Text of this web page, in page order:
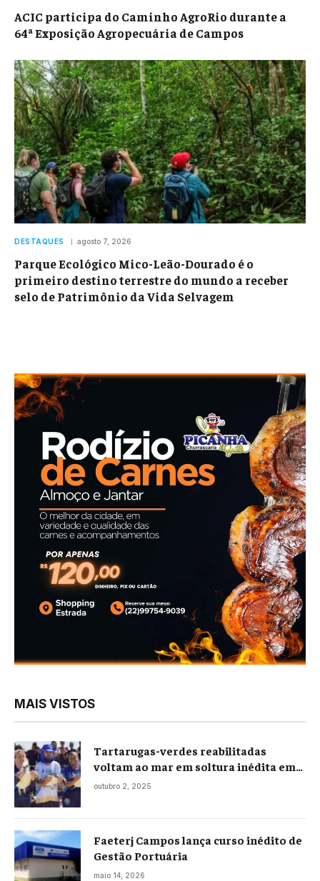
ACIC participa do Caminho AgroRio durante a
64ª Exposição Agropecuária de Campos
DESTAQUES agosto 7, 2026
Parque Ecológico Mico-Leão-Dourado é o
primeiro destino terrestre do mundo a receber
selo de Patrimônio da Vida Selvagem
MAIS VISTOS
Tartarugas-verdes reabilitadas
voltam ao mar em soltura inédita em
Praia Seca
outubro 2, 2025
Faeterj Campos lança curso inédito de
Gestão Portuária
maio 14, 2026